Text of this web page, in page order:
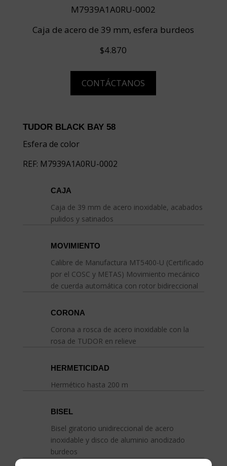
M7939A1A0RU-0002
Caja de acero de 39 mm, esfera burdeos
$4.870
CONTÁCTANOS
TUDOR BLACK BAY 58
Esfera de color
REF: M7939A1A0RU-0002
CAJA
Caja de 39 mm de acero inoxidable, acabados
pulidos y satinados
MOVIMIENTO
Calibre de Manufactura MT5400-U (Certificado
por el COSC y METAS) Movimiento mecánico
de cuerda automática con rotor bidireccional
CORONA
Corona a rosca de acero inoxidable con la
rosa de TUDOR en relieve
HERMETICIDAD
Hermético hasta 200 m
BISEL
Bisel giratorio unidireccional de acero
inoxidable y disco de aluminio anodizado
burdeos